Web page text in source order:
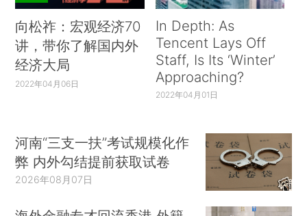
向松祚：宏观经济70
讲，带你了解国内外
经济大局
2022年04月06日
In Depth: As
Tencent Lays Off
Staff, Is Its ‘Winter’
Approaching?
2022年04月01日
河南“三支一扶”考试规模化作
弊 内外勾结提前获取试卷
2026年08月07日